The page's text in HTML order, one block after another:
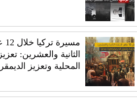
الثانية والعشرين:
المحلية وتعزيز